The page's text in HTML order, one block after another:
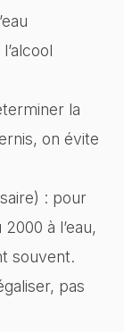
la
on évite
: pour
à l’eau,
souvent.
pas